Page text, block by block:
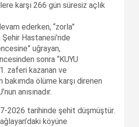
karşı 266 gün süresiz açlık
ederken, “zorla”
Hastanesi’nde
uğrayan,
sonra “KUYU
zaferi kazanan ve
ölüme karşı direnen
anısınadır.
2026 tarihinde şehit düşmüştür.
köyüne